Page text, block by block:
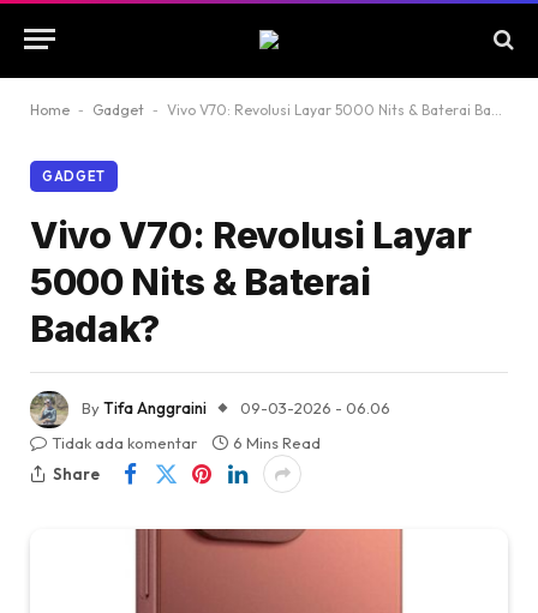
Home - Gadget - Vivo V70: Revolusi Layar 5000 Nits & Baterai Badak?
GADGET
Vivo V70: Revolusi Layar
5000 Nits & Baterai
Badak?
ByTifa Anggraini
09-03-2026 - 06.06
Tidak ada komentar
6 Mins Read
Share